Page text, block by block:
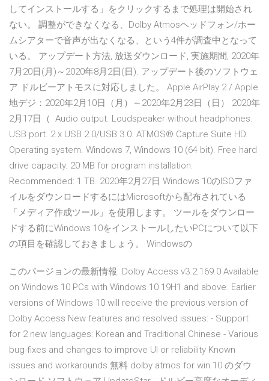
してインストールする」をクリックするまで処理は開始され
ない。 調整ができなくなる、Dolby Atmosヘッドフォン/ホー
ムシアターで音声が出なくなる、という4件が調査中となって
いる。 アップデート方法, 放送ダウンロード, 実施期間, 2020年
7月20日(月)～2020年8月2日(日). アップデート後のソフトウェ
ア ドルビーアトモスに対応しました。 Apple AirPlay 2 / Apple
地デジ：2020年2月10日（月）～2020年2月23日（日） 2020年
2月17日（ Audio output. Loudspeaker without headphones.
USB port. 2 x USB 2.0/USB 3.0. ATMOS® Capture Suite HD.
Operating system. Windows 7, Windows 10 (64 bit). Free hard
drive capacity. 20 MB for program installation.
Recommended: 1 TB. 2020年2月27日 Windows 10のISOファ
イルをダウンロードするにはMicrosoftから配布されている
「メディア作成ツール」を使用します。 ツールをダウンロー
ドする前にWindows 10をインストールしたいPCについて以下
の項目を確認しておきましょう。 Windowsの
このバージョンの最新情報. Dolby Access v3.2.169.0 Available
on Windows 10 PCs with Windows 10 19H1 and above. Earlier
versions of Windows 10 will receive the previous version of
Dolby Access New features and resolved issues: - Support
for 2 new languages: Korean and Traditional Chinese - Various
bug-fixes and changes to improve UI or reliability Known
issues and workarounds 無料 dolby atmos for win 10 のダウ